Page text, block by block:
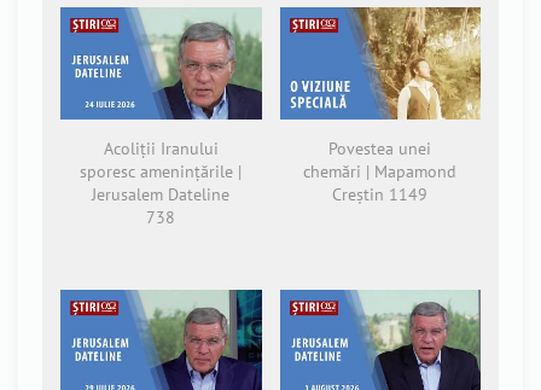
Acoliții Iranului
sporesc amenințările |
Jerusalem Dateline
738
Povestea unei
chemări | Mapamond
Creștin 1149